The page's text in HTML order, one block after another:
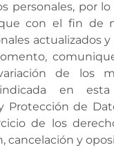
personales, por
con el fin de
actualizados
de los
en
Protección de
de los
cancelación y